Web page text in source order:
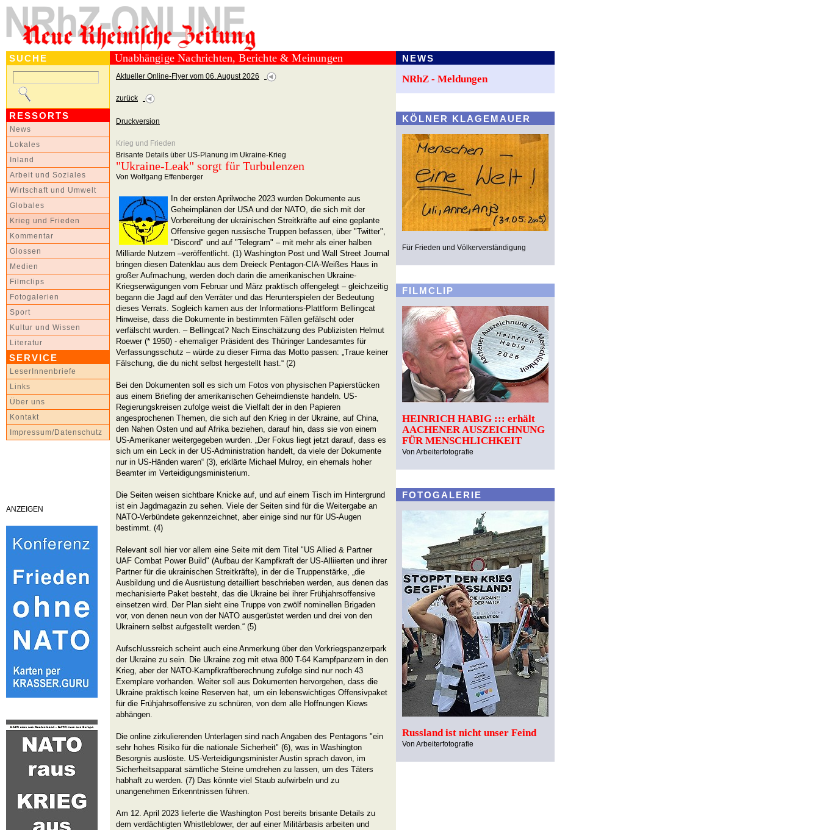
SUCHE
RESSORTS
News
Lokales
Inland
Arbeit und Soziales
Wirtschaft und Umwelt
Globales
Krieg und Frieden
Kommentar
Glossen
Medien
Filmclips
Fotogalerien
Sport
Kultur und Wissen
Literatur
SERVICE
LeserInnenbriefe
Links
Über uns
Kontakt
Impressum/Datenschutz
ANZEIGEN
Unabhängige Nachrichten, Berichte & Meinungen
Aktueller Online-Flyer vom 06. August 2026
zurück
Druckversion
Krieg und Frieden
Brisante Details über US-Planung im Ukraine-Krieg
"Ukraine-Leak" sorgt für Turbulenzen
Von Wolfgang Effenberger
In der ersten Aprilwoche 2023 wurden Dokumente aus
Geheimplänen der USA und der NATO, die sich mit der
Vorbereitung der ukrainischen Streitkräfte auf eine geplante
Offensive gegen russische Truppen befassen, über "Twitter",
"Discord" und auf "Telegram" – mit mehr als einer halben
Milliarde Nutzern –veröffentlicht. (1) Washington Post und Wall Street Journal
bringen diesen Datenklau aus dem Dreieck Pentagon-CIA-Weißes Haus in
großer Aufmachung, werden doch darin die amerikanischen Ukraine-
Kriegserwägungen vom Februar und März praktisch offengelegt – gleichzeitig
begann die Jagd auf den Verräter und das Herunterspielen der Bedeutung
dieses Verrats. Sogleich kamen aus der Informations-Plattform Bellingcat
Hinweise, dass die Dokumente in bestimmten Fällen gefälscht oder
verfälscht wurden. – Bellingcat? Nach Einschätzung des Publizisten Helmut
Roewer (* 1950) - ehemaliger Präsident des Thüringer Landesamtes für
Verfassungsschutz – würde zu dieser Firma das Motto passen: „Traue keiner
Fälschung, die du nicht selbst hergestellt hast.“ (2)
Bei den Dokumenten soll es sich um Fotos von physischen Papierstücken
aus einem Briefing der amerikanischen Geheimdienste handeln. US-
Regierungskreisen zufolge weist die Vielfalt der in den Papieren
angesprochenen Themen, die sich auf den Krieg in der Ukraine, auf China,
den Nahen Osten und auf Afrika beziehen, darauf hin, dass sie von einem
US-Amerikaner weitergegeben wurden. „Der Fokus liegt jetzt darauf, dass es
sich um ein Leck in der US-Administration handelt, da viele der Dokumente
nur in US-Händen waren“ (3), erklärte Michael Mulroy, ein ehemals hoher
Beamter im Verteidigungsministerium.
Die Seiten weisen sichtbare Knicke auf, und auf einem Tisch im Hintergrund
ist ein Jagdmagazin zu sehen. Viele der Seiten sind für die Weitergabe an
NATO-Verbündete gekennzeichnet, aber einige sind nur für US-Augen
bestimmt. (4)
Relevant soll hier vor allem eine Seite mit dem Titel "US Allied & Partner
UAF Combat Power Build" (Aufbau der Kampfkraft der US-Alliierten und ihrer
Partner für die ukrainischen Streitkräfte), in der die Truppenstärke, „die
Ausbildung und die Ausrüstung detailliert beschrieben werden, aus denen das
mechanisierte Paket besteht, das die Ukraine bei ihrer Frühjahrsoffensive
einsetzen wird. Der Plan sieht eine Truppe von zwölf nominellen Brigaden
vor, von denen neun von der NATO ausgerüstet werden und drei von den
Ukrainern selbst aufgestellt werden.“ (5)
Aufschlussreich scheint auch eine Anmerkung über den Vorkriegspanzerpark
der Ukraine zu sein. Die Ukraine zog mit etwa 800 T-64 Kampfpanzern in den
Krieg, aber der NATO-Kampfkraftberechnung zufolge sind nur noch 43
Exemplare vorhanden. Weiter soll aus Dokumenten hervorgehen, dass die
Ukraine praktisch keine Reserven hat, um ein lebenswichtiges Offensivpaket
für die Frühjahrsoffensive zu schnüren, von dem alle Hoffnungen Kiews
abhängen.
Die online zirkulierenden Unterlagen sind nach Angaben des Pentagons "ein
sehr hohes Risiko für die nationale Sicherheit" (6), was in Washington
Besorgnis auslöste. US-Verteidigungsminister Austin sprach davon, im
Sicherheitsapparat sämtliche Steine umdrehen zu lassen, um des Täters
habhaft zu werden. (7) Das könnte viel Staub aufwirbeln und zu
unangenehmen Erkenntnissen führen.
Am 12. April 2023 lieferte die Washington Post bereits brisante Details zu
dem verdächtigten Whistleblower, der auf einer Militärbasis arbeiten und
NEWS
NRhZ - Meldungen
KÖLNER KLAGEMAUER
Für Frieden und Völkerverständigung
FILMCLIP
HEINRICH HABIG ::: erhält
AACHENER AUSZEICHNUNG
FÜR MENSCHLICHKEIT
Von Arbeiterfotografie
FOTOGALERIE
Russland ist nicht unser Feind
Von Arbeiterfotografie